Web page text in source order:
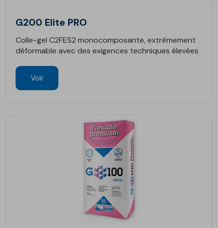
G200 Elite PRO
Colle-gel C2FES2 monocomposante, extrêmement
déformable avec des exigences techniques élevées
Voir